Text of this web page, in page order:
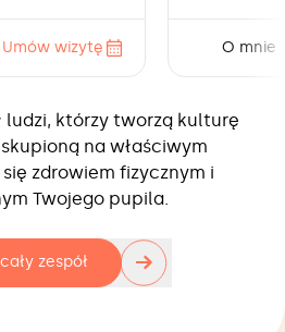
Umów wizytę O mnie
ludzi, którzy tworzą kulturę
na właściwym
zdrowiem fizycznym i
Twojego pupila.
zespół →